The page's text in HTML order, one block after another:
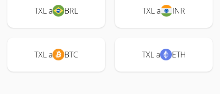
TXL a BRL TXL a INR
TXL a BTC TXL a ETH